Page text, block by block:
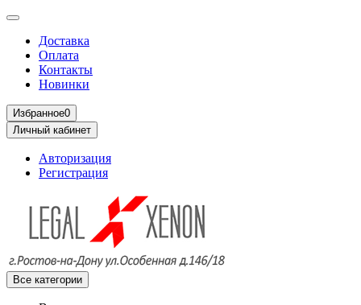
Доставка
Оплата
Контакты
Новинки
Избранное0
Личный кабинет
Авторизация
Регистрация
Все категории